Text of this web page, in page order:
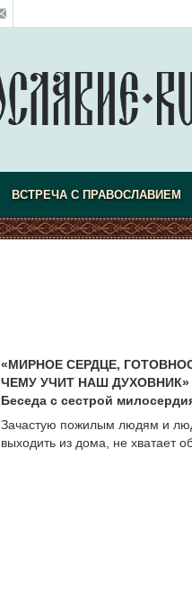
ВСТРЕЧА С ПРАВОСЛАВИЕМ
«МИРНОЕ СЕРДЦЕ,
ЧЕМУ УЧИТ НАШ ДУХОВНИК»
Беседа с сестрой
Зачастую пожилым людям и
выходить из дома, не хватает